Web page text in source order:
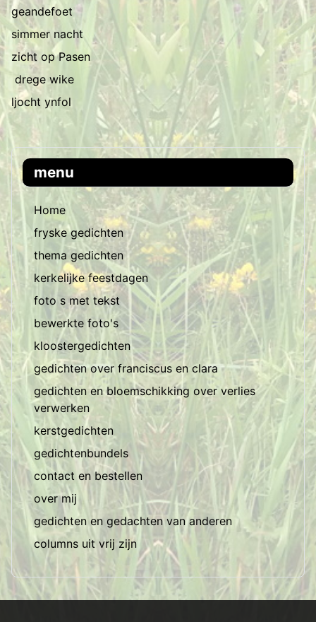
menu
Home
fryske gedichten
thema gedichten
kerkelijke feestdagen
foto s met tekst
bewerkte foto's
kloostergedichten
gedichten over franciscus en clara
gedichten en bloemschikking over verlies
verwerken
kerstgedichten
gedichtenbundels
contact en bestellen
over mij
gedichten en gedachten van anderen
columns uit vrij zijn
geandefoet
simmer nacht
zicht op Pasen
drege wike
ljocht ynfol